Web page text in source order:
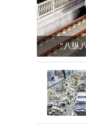
“八纵